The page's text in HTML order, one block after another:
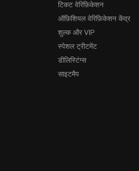
टिकट वेरिफ़िकेशन
ऑफ़िशियल वेरिफ़िकेशन केंद्र
शुल्क और VIP
स्पेशल ट्रीटमेंट
डीलिस्टिंग्स
साइटमैप